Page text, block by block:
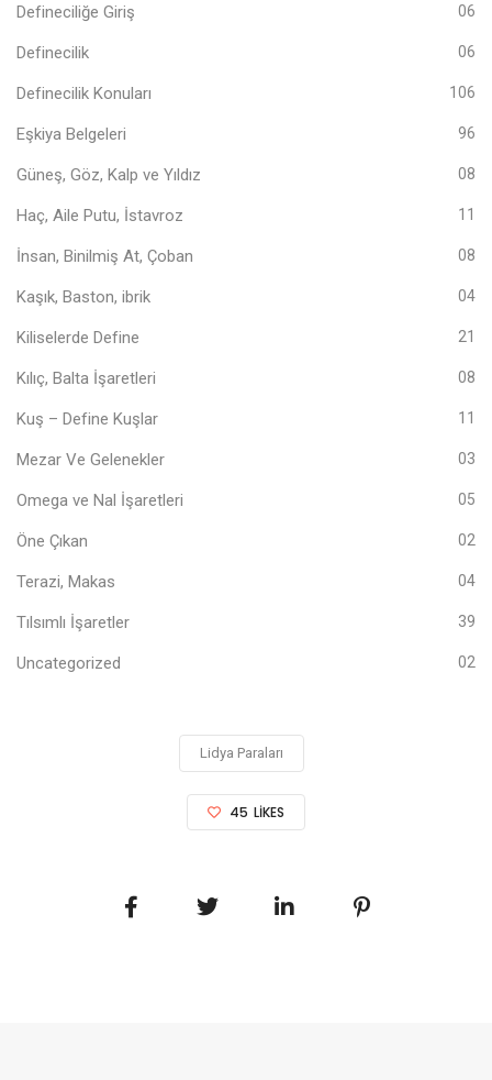
Defineciliğe Giriş 06
Definecilik 06
Definecilik Konuları 106
Eşkiya Belgeleri 96
Güneş, Göz, Kalp ve Yıldız 08
Haç, Aile Putu, İstavroz 11
İnsan, Binilmiş At, Çoban 08
Kaşık, Baston, ibrik 04
Kiliselerde Define 21
Kılıç, Balta İşaretleri 08
Kuş – Define Kuşlar 11
Mezar Ve Gelenekler 03
Omega ve Nal İşaretleri 05
Öne Çıkan 02
Terazi, Makas 04
Tılsımlı İşaretler 39
Uncategorized 02
Lidya Paraları
45 LIKES